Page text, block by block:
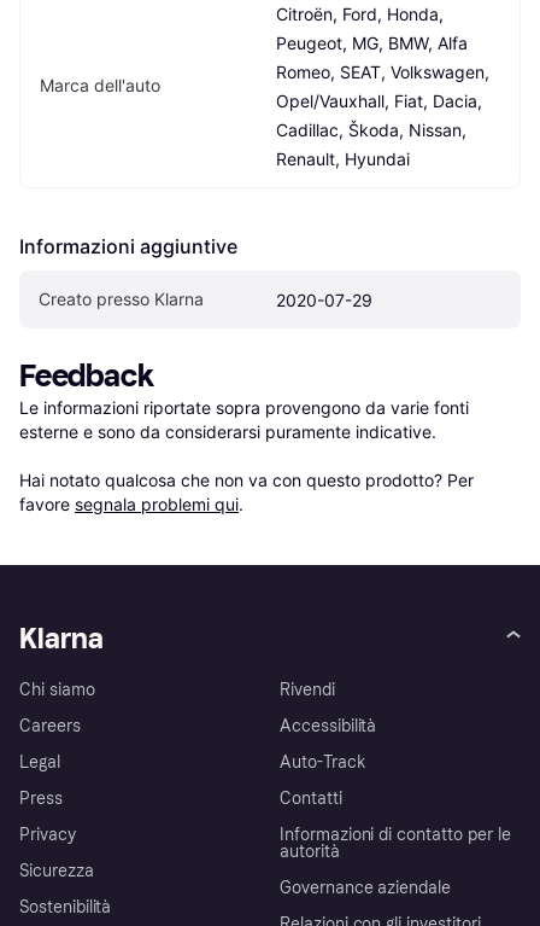
Marca dell'auto
Citroën, Ford, Honda,
Peugeot, MG, BMW, Alfa
Romeo, SEAT, Volkswagen,
Opel/Vauxhall, Fiat, Dacia,
Cadillac, Škoda, Nissan,
Renault, Hyundai
Informazioni aggiuntive
Creato presso Klarna 2020-07-29
Feedback
Le informazioni riportate sopra provengono da varie fonti
esterne e sono da considerarsi puramente indicative.
Hai notato qualcosa che non va con questo prodotto? Per
favore segnala problemi qui.
Klarna
Chi siamo
Careers
Legal
Press
Privacy
Sicurezza
Sostenibilità
Rivendi
Accessibilità
Auto-Track
Contatti
Informazioni di contatto per le
autorità
Governance aziendale